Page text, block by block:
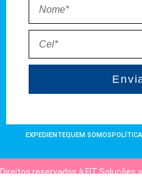
EXPEDIENTEQUEM SOMOS
Direitos reservados à FIT Soluções